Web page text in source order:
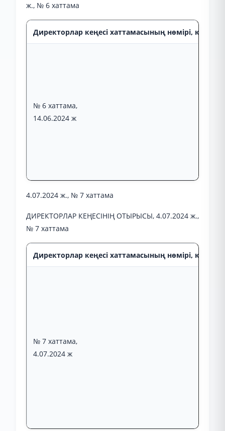
ж., № 6 хаттама
Директорлар кеңесі хаттамасының нөмірі, күні,
№ 6 хаттама,
14.06.2024 ж
4.07.2024 ж., № 7 хаттама
ДИРЕКТОРЛАР КЕҢЕСІНІҢ ОТЫРЫСЫ, 4.07.2024 ж.,
№ 7 хаттама
Директорлар кеңесі хаттамасының нөмірі, күні,
№ 7 хаттама,
4.07.2024 ж